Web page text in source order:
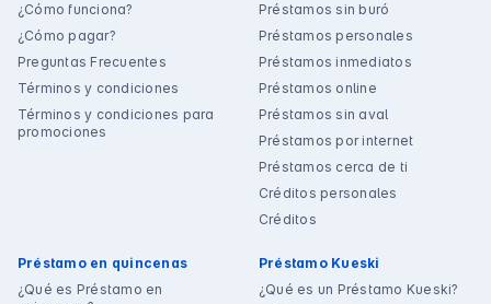
¿Cómo funciona?
¿Cómo pagar?
Preguntas Frecuentes
Términos y condiciones
Términos y condiciones para
promociones
Préstamos sin buró
Préstamos personales
Préstamos inmediatos
Préstamos online
Préstamos sin aval
Préstamos por internet
Préstamos cerca de ti
Créditos personales
Créditos
Préstamo en quincenas
¿Qué es Préstamo en
Préstamo Kueski
¿Qué es un Préstamo Kueski?